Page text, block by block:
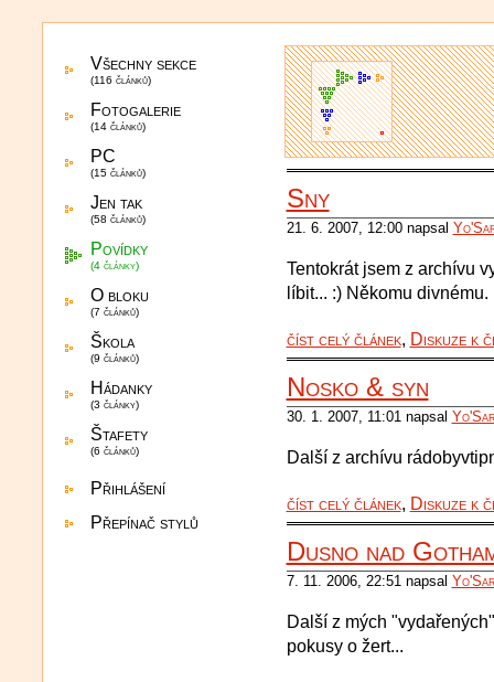
Všechny sekce
(116 článků)
Fotogalerie
(14 článků)
PC
(15 článků)
Jen tak
(58 článků)
Povídky
(4 články)
O bloku
(7 článků)
Škola
(9 článků)
Hádanky
(3 články)
Štafety
(6 článků)
Přihlášení
Přepínač stylů
Sny
21. 6. 2007, 12:00 napsal
Tentokrát jsem z archívu
líbit... :) Někomu divnému.
číst celý článek, Diskuze k
Nosko & syn
30. 1. 2007, 11:01 napsal
Další z archívu
číst celý článek, Diskuze k
Dusno nad
7. 11. 2006, 22:51 napsal
Další z mých
pokusy o žert...